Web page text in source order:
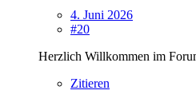
4. Juni 2026
#20
Herzlich Willkommen im
Zitieren